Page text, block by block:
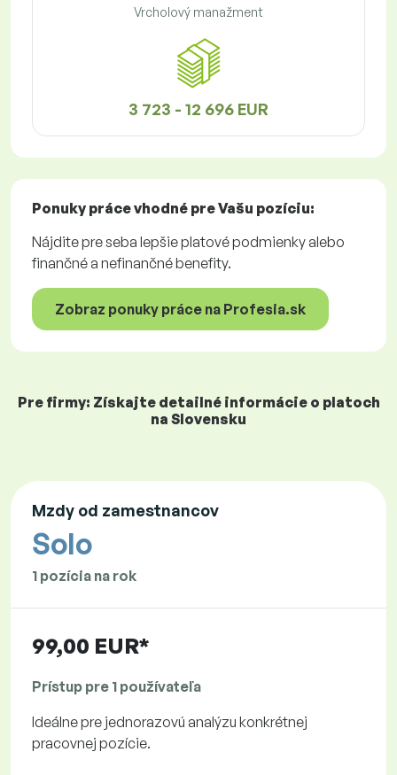
Vrcholový manažment
3 723 - 12 696 EUR
Ponuky prácevhodné pre Vašu pozíciu:
Nájdite pre seba lepšie platové podmienky alebo
finančné a nefinančné benefity.
Zobraz ponuky práce na Profesia.sk
Pre firmy: Získajte detailné informácie o platoch
na Slovensku
Mzdy od zamestnancov
Solo
1 pozícia na rok
99,00 EUR*
Prístup pre 1 používateľa
Ideálne pre jednorazovú analýzu konkrétnej
pracovnej pozície.